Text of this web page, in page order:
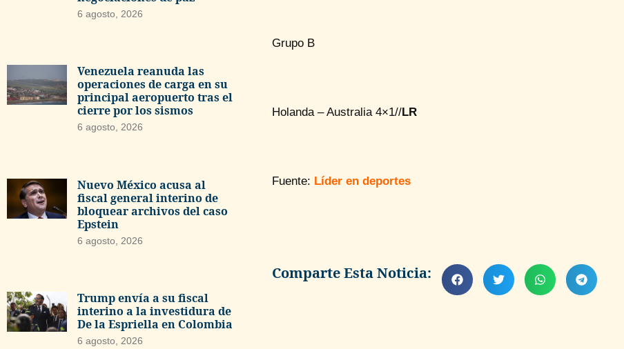
6 agosto, 2026
Venezuela reanuda las
operaciones de carga en su
principal aeropuerto tras el
cierre por los sismos
6 agosto, 2026
Nuevo México acusa al
fiscal general interino de
bloquear archivos del caso
Epstein
6 agosto, 2026
Trump envía a su fiscal
interino a la investidura de
De la Espriella en Colombia
6 agosto, 2026
Grupo B
Holanda – Australia 4×1//LR
Fuente: Líder en deportes
Comparte Esta Noticia: